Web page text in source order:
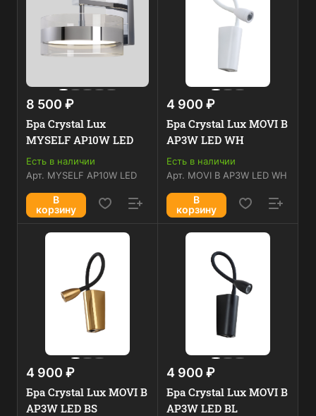
8 500 ₽
Бра Crystal Lux
MYSELF AP10W LED
Есть в наличии
Арт. MYSELF AP10W LED
В
корзину
4 900 ₽
Бра Crystal Lux MOVI B
AP3W LED WH
Есть в наличии
Арт. MOVI B AP3W LED WH
В
корзину
4 900 ₽
Бра Crystal Lux MOVI B
AP3W LED BS
4 900 ₽
Бра Crystal Lux MOVI B
AP3W LED BL